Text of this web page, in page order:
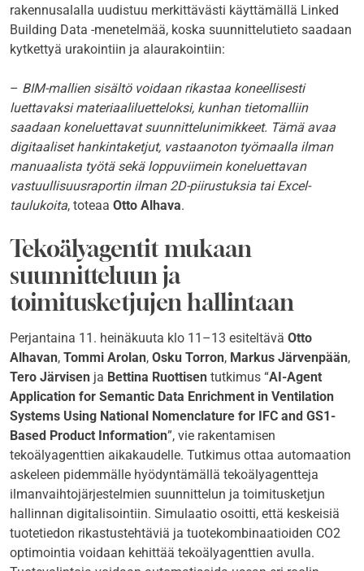
rakennusalalla uudistuu merkittävästi käyttämällä Linked
Building Data -menetelmää, koska suunnittelutieto saadaan
kytkettyä urakointiin ja alaurakointiin:
– BIM-mallien sisältö voidaan rikastaa koneellisesti
luettavaksi materiaaliluetteloksi, kunhan tietomalliin
saadaan koneluettavat suunnittelunimikkeet. Tämä avaa
digitaaliset hankintaketjut, vastaanoton työmaalla ilman
manuaalista työtä sekä loppuviimein koneluettavan
vastuullisuusraportin ilman 2D-piirustuksia tai Excel-
taulukoita, toteaa Otto Alhava.
Tekoälyagentit mukaan
suunnitteluun ja
toimitusketjujen hallintaan
Perjantaina 11. heinäkuuta klo 11–13 esiteltävä Otto
Alhavan, Tommi Arolan, Osku Torron, Markus Järvenpään,
Tero Järvisen ja Bettina Ruottisen tutkimus “AI-Agent
Application for Semantic Data Enrichment in Ventilation
Systems Using National Nomenclature for IFC and GS1-
Based Product Information”, vie rakentamisen
tekoälyagenttien aikakaudelle. Tutkimus ottaa automaation
askeleen pidemmälle hyödyntämällä tekoälyagentteja
ilmanvaihtojärjestelmien suunnittelun ja toimitusketjun
hallinnan digitalisointiin. Simulaatio osoitti, että keskeisiä
tuotetiedon rikastustehtäviä ja tuotekombinaatioiden CO2
optimointia voidaan kehittää tekoälyagenttien avulla.